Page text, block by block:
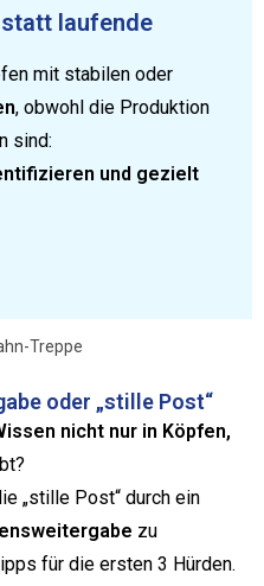
laufende
mit stabilen oder
, obwohl die Produktion
sind:
und gezielt
oder „stille Post“
nicht nur in Köpfen,
„stille Post“ durch ein
zu
für die ersten 3 Hürden.